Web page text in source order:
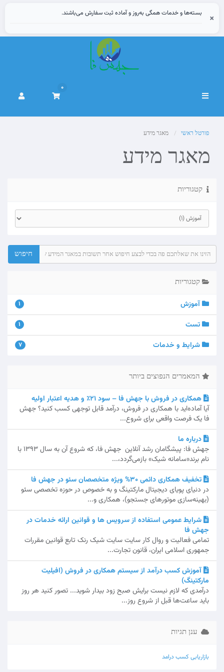
بسته‌ها و خدمات همگی به‌روز و آماده ثبت سفارش می‌باشند. ×
הפעלת
0
פורטל ראשי מאגר מידע
מאגר מידע
קטגוריות
קטגוריות
آموزش 1
تست 1
شرایط و خدمات 7
המאמרים הנפוצים ביותר
همکاری در فروش با جهش فا – سود ۲۱٪ و هدیه اعتبار اولیه
آیا آماده‌اید با همکاری در فروش، درآمد قابل توجهی کسب کنید؟ جهش
فا یک فرصت واقعی برای شروع...
درباره ما
جهش فا: پیشگامان رشد آنلاین جهش فا، که شروع آن به سال 1393 با
نام برند«سامانه شیک» بازمی‌گردد،...
تخفیف همکاری دائمی 30% ویژه متخصصان سئو در جهش فا
در دنیای پویای دیجیتال مارکتینگ و به خصوص در حوزه تخصصی سئو
(بهینه‌سازی موتورهای جستجو)، همکاری و...
شرایط عمومی استفاده از سرویس ها و قوانین ارائه خدمات در
جهش فا
تمامی فعالیت و روال کار سایت سایت شیک رنک تابع قوانین مقررات
جمهوری اسلامی ایران، قانون تجارت...
آموزش کسب درآمد از سیستم همکاری در فروش (افیلیت
مارکتینگ)
درآمدی که لازم نیست برایش صبح زود بیدار شوید... تصور کنید هر روز
باید ساعت‌ها قبل از شروع روز...
ענן תגיות
بازاریابی کسب درامد